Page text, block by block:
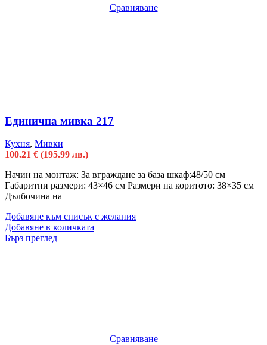
Сравняване
Единична мивка 217
Кухня, Мивки
100.21 € (195.99 лв.)
Начин на монтаж: За вграждане за база шкаф:48/50 см
Габаритни размери: 43×46 см Размери на коритото: 38×35 см
Дълбочина на
Добавяне към списък с желания
Добавяне в количката
Бърз преглед
Сравняване